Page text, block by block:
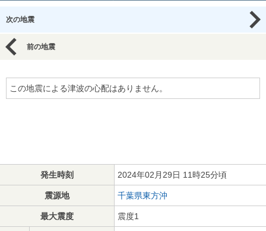
次の地震
前の地震
この地震による津波の心配はありません。
発生時刻 2024年02月29日 11時25分頃
震源地 千葉県東方沖
最大震度 震度1